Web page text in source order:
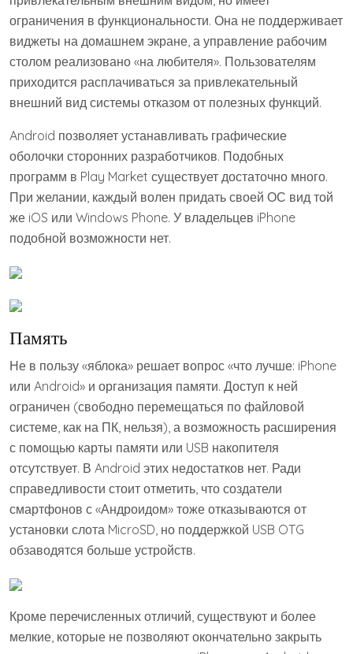
ограничения в функциональности. Она не поддерживает
виджеты на домашнем экране, а управление рабочим
столом реализовано «на любителя». Пользователям
приходится расплачиваться за привлекательный
внешний вид системы отказом от полезных функций.
Android позволяет устанавливать графические
оболочки сторонних разработчиков. Подобных
программ в Play Market существует достаточно много.
При желании, каждый волен придать своей ОС вид той
же iOS или Windows Phone. У владельцев iPhone
подобной возможности нет.
Память
Не в пользу «яблока» решает вопрос «что лучше: iPhone
или Android» и организация памяти. Доступ к ней
ограничен (свободно перемещаться по файловой
системе, как на ПК, нельзя), а возможность расширения
с помощью карты памяти или USB накопителя
отсутствует. В Android этих недостатков нет. Ради
справедливости стоит отметить, что создатели
смартфонов с «Андроидом» тоже отказываются от
установки слота MicroSD, но поддержкой USB OTG
обзаводятся больше устройств.
Кроме перечисленных отличий, существуют и более
мелкие, которые не позволяют окончательно закрыть